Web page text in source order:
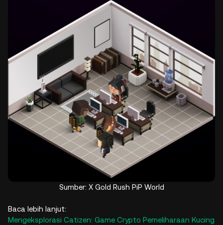
Sumber: X Gold Rush PiP World
Baca lebih lanjut:
Mengeksplorasi Catizen: Game Crypto Pemeliharaan Kucing